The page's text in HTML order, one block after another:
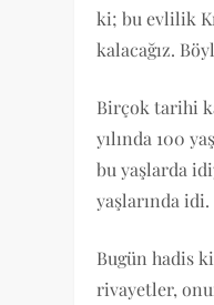
ki; bu evlilik
kalacağız.
Birçok tarihi
yılında 100
bu yaşlarda
yaşlarında idi.
Bugün hadis
rivayetler,